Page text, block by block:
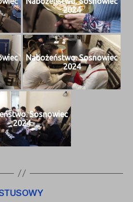
2024
Nabożeńst­wo. Sos­nowiec
2024
Sos­nowiec
2024